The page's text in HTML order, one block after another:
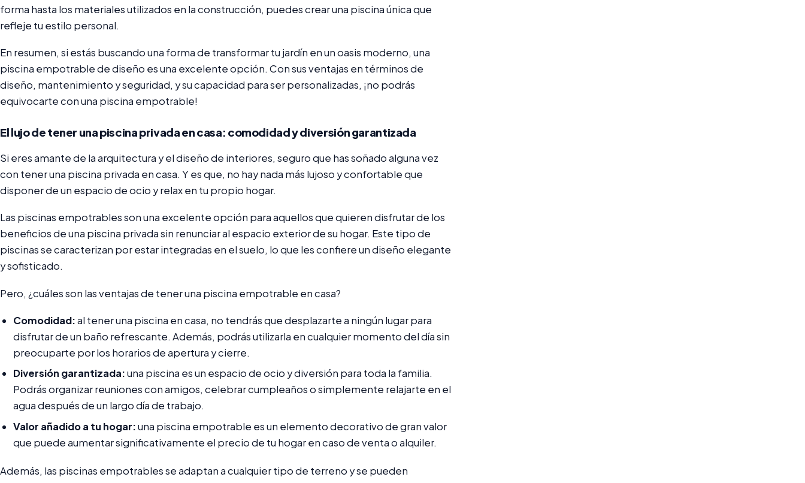
forma hasta los materiales utilizados en la construcción, puedes crear una piscina única que
refleje tu estilo personal.
En resumen, si estás buscando una forma de transformar tu jardín en un oasis moderno, una
piscina empotrable de diseño es una excelente opción. Con sus ventajas en términos de
diseño, mantenimiento y seguridad, y su capacidad para ser personalizadas, ¡no podrás
equivocarte con una piscina empotrable!
El lujo de tener una piscina privada en casa: comodidad y diversión garantizada
Si eres amante de la arquitectura y el diseño de interiores, seguro que has soñado alguna vez
con tener una piscina privada en casa. Y es que, no hay nada más lujoso y confortable que
disponer de un espacio de ocio y relax en tu propio hogar.
Las piscinas empotrables son una excelente opción para aquellos que quieren disfrutar de los
beneficios de una piscina privada sin renunciar al espacio exterior de su hogar. Este tipo de
piscinas se caracterizan por estar integradas en el suelo, lo que les confiere un diseño elegante
y sofisticado.
Pero, ¿cuáles son las ventajas de tener una piscina empotrable en casa?
Comodidad:al tener una piscina en casa, no tendrás que desplazarte a ningún lugar para
disfrutar de un baño refrescante. Además, podrás utilizarla en cualquier momento del día sin
preocuparte por los horarios de apertura y cierre.
Diversión garantizada:una piscina es un espacio de ocio y diversión para toda la familia.
Podrás organizar reuniones con amigos, celebrar cumpleaños o simplemente relajarte en el
agua después de un largo día de trabajo.
Valor añadido a tu hogar:una piscina empotrable es un elemento decorativo de gran valor
que puede aumentar significativamente el precio de tu hogar en caso de venta o alquiler.
Además, las piscinas empotrables se adaptan a cualquier tipo de terreno y se pueden